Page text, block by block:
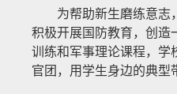
为帮助新生磨练意志
积极开展国防教育，创造
训练和军事理论课程，学
官团，用学生身边的典型